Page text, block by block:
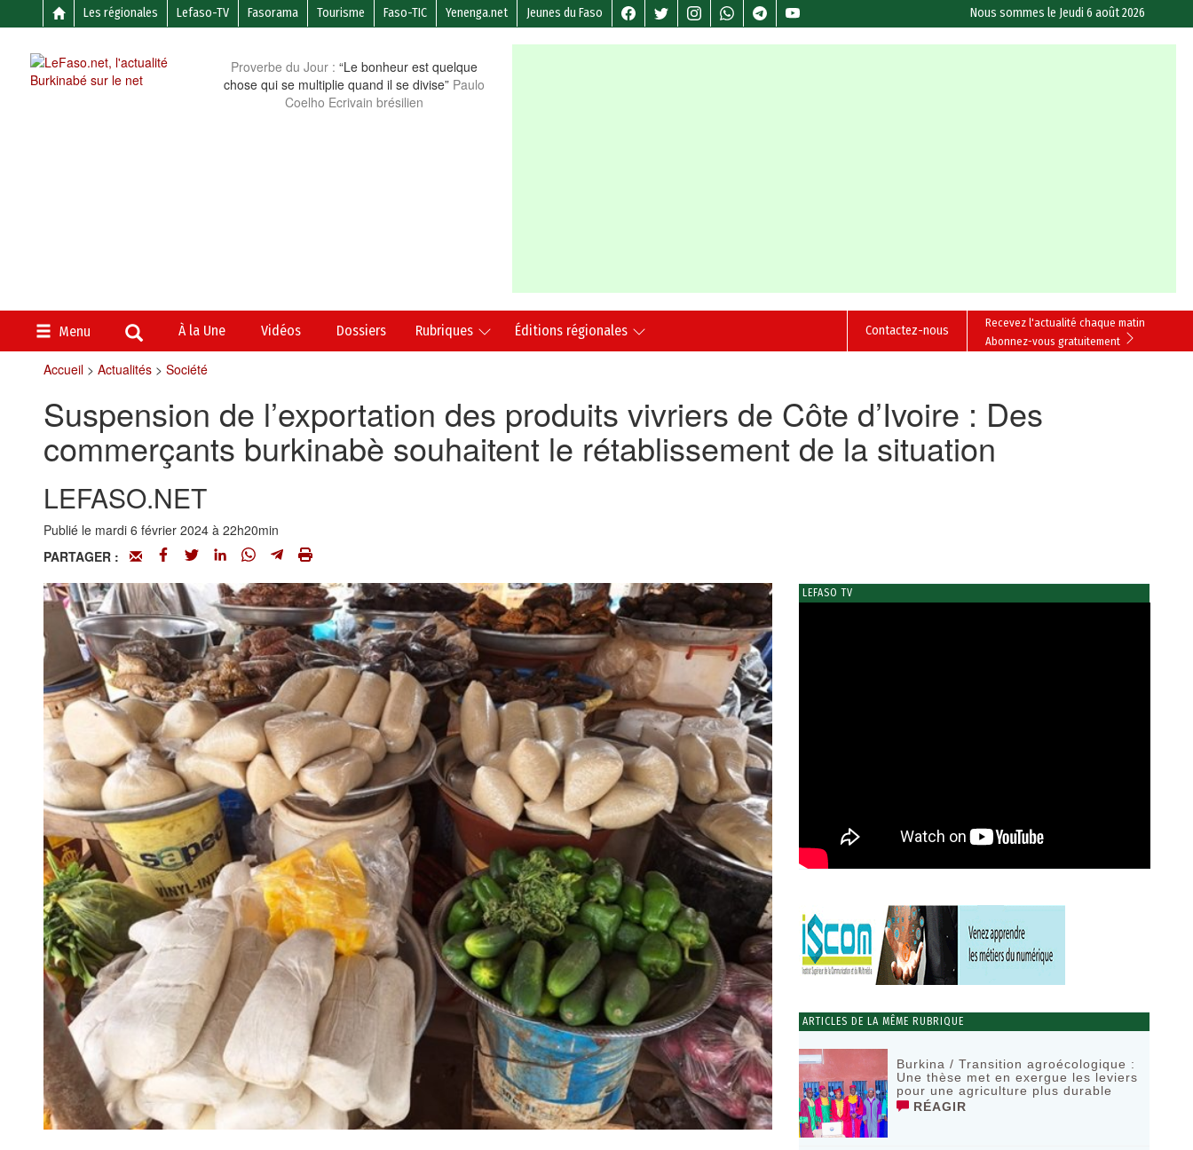
Les régionales Lefaso-TV Fasorama Tourisme Faso-TIC Yenenga.net Jeunes du Faso Nous sommes le Jeudi 6 août 2026
Proverbe du Jour : “Le bonheur est quelque
chose qui se multiplie quand il se divise” Paulo
Coelho Ecrivain brésilien
Menu À la Une Vidéos Dossiers Rubriques Éditions régionales
Recevez l'actualité chaque matin
Abonnez-vous gratuitement
Contactez-nous
Accueil> Actualités> Société
Suspension de l’exportation des produits vivriers de Côte d’Ivoire : Des
commerçants burkinabè souhaitent le rétablissement de la situation
LEFASO.NET
Publié le mardi 6 février 2024 à 22h20min
PARTAGER :
LEFASO TV
ARTICLES DE LA MÊME RUBRIQUE
Burkina / Transition agroécologique :
Une thèse met en exergue les leviers
pour une agriculture plus durable
RÉAGIR